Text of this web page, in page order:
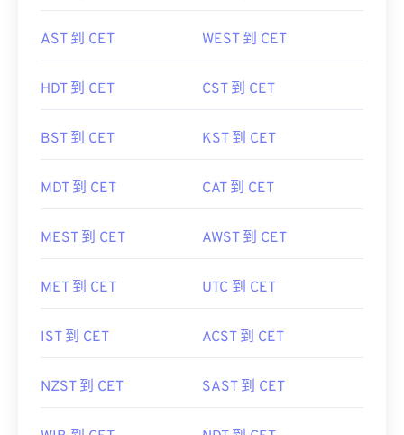
AST 到 CET WEST 到 CET
HDT 到 CET CST 到 CET
BST 到 CET KST 到 CET
MDT 到 CET CAT 到 CET
MEST 到 CET AWST 到 CET
MET 到 CET UTC 到 CET
IST 到 CET ACST 到 CET
NZST 到 CET SAST 到 CET